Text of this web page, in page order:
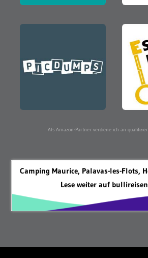
Als Amazon-Partner verdiene ich an
Camping Maurice, Palavas-les-Flots,
Lese weiter auf